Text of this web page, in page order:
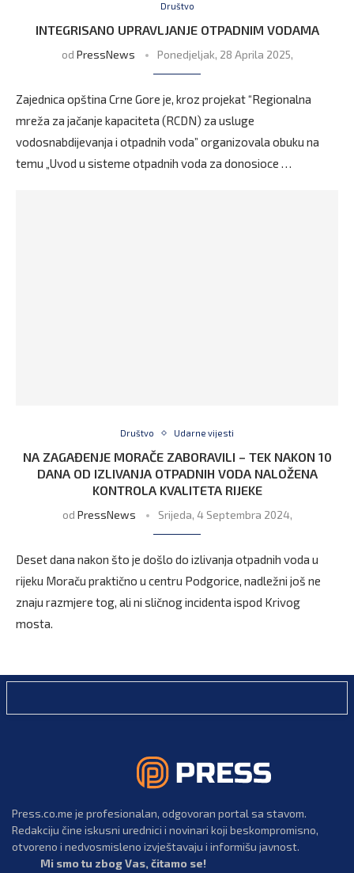
Društvo
INTEGRISANO UPRAVLJANJE OTPADNIM VODAMA
od PressNews Ponedjeljak, 28 Aprila 2025,
Zajednica opština Crne Gore je, kroz projekat “Regionalna
mreža za jačanje kapaciteta (RCDN) za usluge
vodosnabdijevanja i otpadnih voda” organizovala obuku na
temu „Uvod u sisteme otpadnih voda za donosioce …
Društvo Udarne vijesti
NA ZAGAĐENJE MORAČE ZABORAVILI – TEK NAKON 10
DANA OD IZLIVANJA OTPADNIH VODA NALOŽENA
KONTROLA KVALITETA RIJEKE
od PressNews Srijeda, 4 Septembra 2024,
Deset dana nakon što je došlo do izlivanja otpadnih voda u
rijeku Moraču praktično u centru Podgorice, nadležni još ne
znaju razmjere tog, ali ni sličnog incidenta ispod Krivog
mosta.
Press.co.me je profesionalan, odgovoran portal sa stavom.
Redakciju čine iskusni urednici i novinari koji beskompromisno,
otvoreno i nedvosmisleno izvještavaju i informišu javnost.
Mi smo tu zbog Vas, čitamo se!